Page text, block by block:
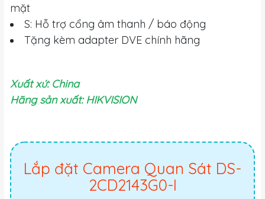
mặt
S: Hỗ trợ cổng âm thanh / báo động
Tặng kèm adapter DVE chính hãng
Xuất xứ: China
Hãng sản xuất: HIKVISION
Lắp đặt Camera Quan Sát DS-
2CD2143G0-I